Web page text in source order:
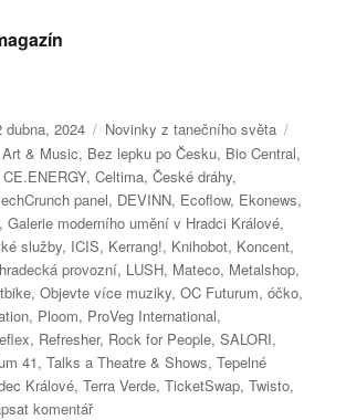
dubna, 2024 Rubriky:
Novinky z tanečního světa
Art & Music, Bez lepku po Česku, Bio Central,
CE.ENERGY,Celtima,České dráhy,
panel, DEVINN, Ecoflow, Ekonews,
,Galerie moderního umění v Hradci Králové,
služby, ICIS, Kerrang!, Knihobot, Koncent,
provozní, LUSH, Mateco, Metalshop,
,Objevte více muziky,OC Futurum,óčko,
, Ploom, ProVeg International,
, Refresher, Rock for People,SALORI,
41,Talks a Theatre & Shows,Tepelné
Králové,Terra Verde,TicketSwap,Twisto,
komentářpro